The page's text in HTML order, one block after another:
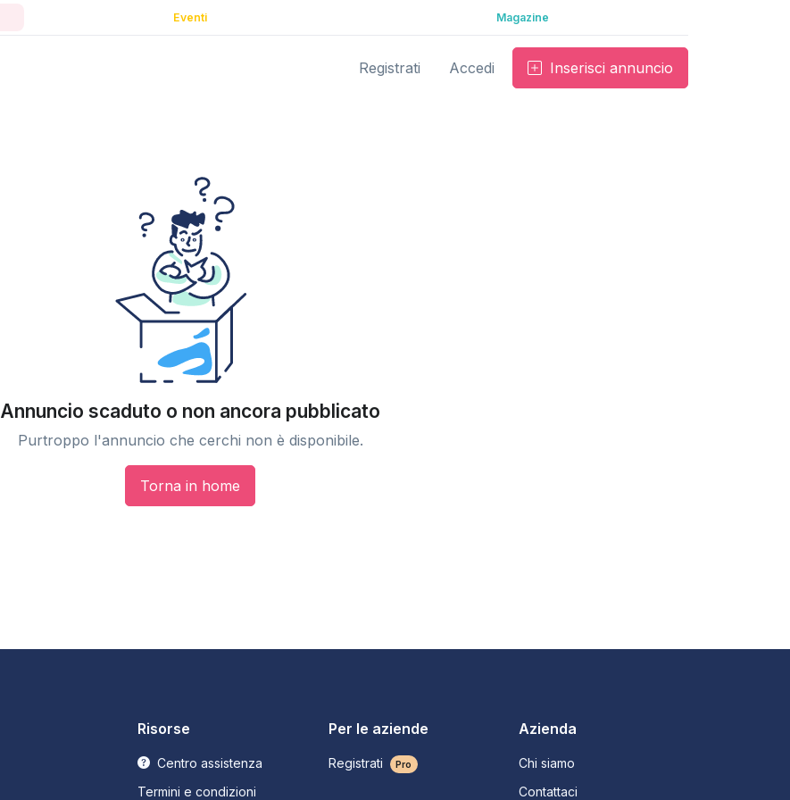
Eventi Magazine
Registrati Accedi Inserisci annuncio
Annuncio scaduto o non ancora pubblicato
Purtroppo l'annuncio che cerchi non è disponibile.
Torna in home
Risorse
Centro assistenza
Termini e condizioni
Per le aziende
Registrati Pro
Azienda
Chi siamo
Contattaci